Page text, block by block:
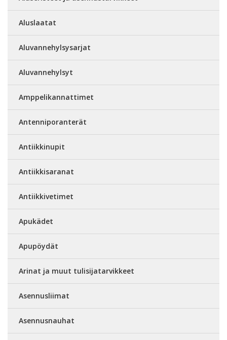
Aluslaatat
Aluvannehylsysarjat
Aluvannehylsyt
Amppelikannattimet
Antenniporanterät
Antiikkinupit
Antiikkisaranat
Antiikkivetimet
Apukädet
Apupöydät
Arinat ja muut tulisijatarvikkeet
Asennusliimat
Asennusnauhat